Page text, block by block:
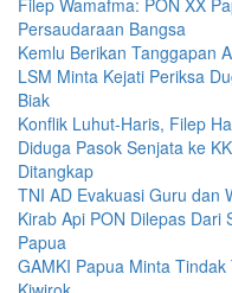
Persaudaraan Bangsa
Kemlu Berikan Tanggapan
LSM Minta Kejati Periksa
Biak
Konflik Luhut-Haris, Filep
Diduga Pasok Senjata ke
Ditangkap
TNI AD Evakuasi Guru dan
Kirab Api PON Dilepas Dari
Papua
GAMKI Papua Minta